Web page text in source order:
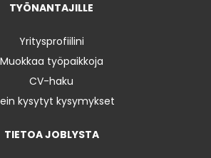
TYÖNANTAJILLE
Yritysprofiilini
Muokkaa työpaikkoja
CV-haku
kysytyt kysymykset
TIETOA JOBLYSTA